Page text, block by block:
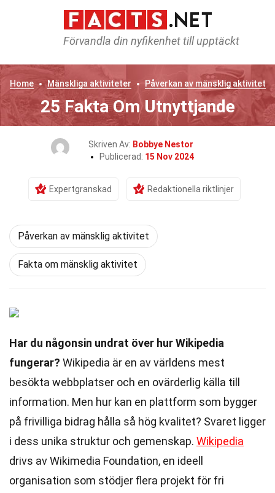
Förvandla din nyfikenhet till upptäckt
Home Mänskliga aktiviteter Påverkan av mänsklig aktivitet
25 Fakta Om Utnyttjande
Skriven Av: Bobbye Nestor
Publicerad: 15 Nov 2024
Expertgranskad Redaktionella riktlinjer
Påverkan av mänsklig aktivitet
Fakta om mänsklig aktivitet
Har du någonsin undrat över hur Wikipedia
fungerar? Wikipedia är en av världens mest
besökta webbplatser och en ovärderlig källa till
information. Men hur kan en plattform som bygger
på frivilliga bidrag hålla så hög kvalitet? Svaret ligger
i dess unika struktur och gemenskap. Wikipedia
drivs av Wikimedia Foundation, en ideell
organisation som stödjer flera projekt för fri